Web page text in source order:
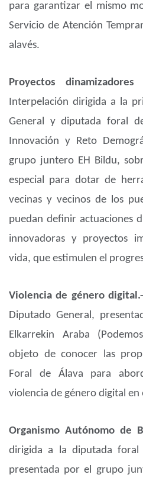
para garantizar el mismo
Servicio de Atención
alavés.
Proyectos
Interpelación dirigida a la
General y diputada foral
Innovación y Reto
grupo juntero EH Bildu,
especial para dotar de
vecinas y vecinos de los
puedan definir actuaciones
innovadoras y proyectos
vida, que estimulen el
Violencia de género digital.-
Diputado General,
Elkarrekin Araba
objeto de conocer las
Foral de Álava para
violencia de género digital en
Organismo Autónomo de
dirigida a la diputada foral
presentada por el grupo